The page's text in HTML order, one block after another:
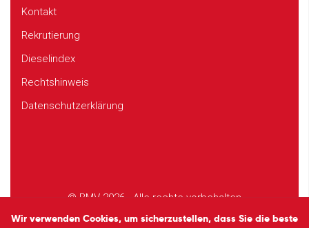
Kontakt
Rekrutierung
Dieselindex
Rechtshinweis
Datenschutzerklärung
© BMV 2026 - Alle rechte vorbehalten
DesignStudio EVOL
Wir verwenden Cookies, um sicherzustellen, dass Sie die beste